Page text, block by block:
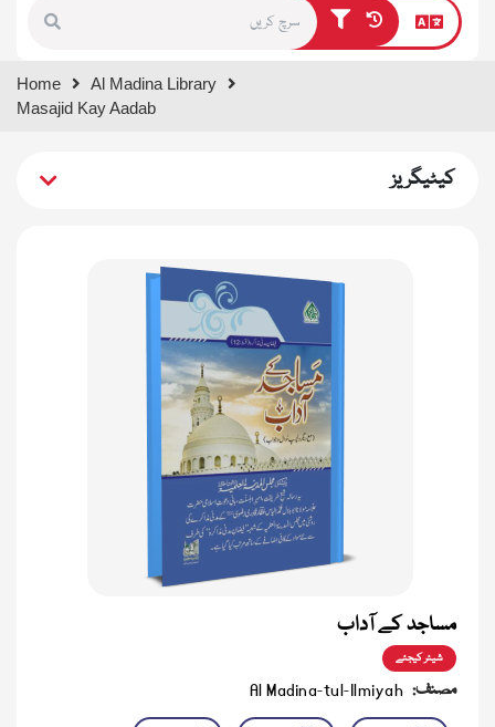
results.
Home
Al Madina Library
Masajid Kay Aadab
کیٹیگریز
مساجد کے آداب
شیئر کیجئے
مصنف: Al Madina-tul-Ilmiyah